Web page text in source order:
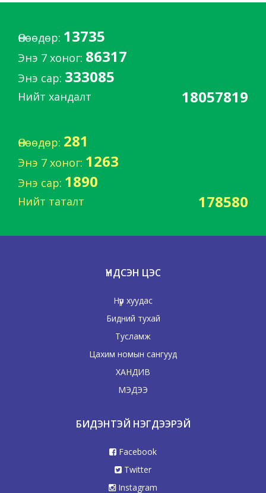
Өнөөдөр: 13735
Энэ 7 хоног: 86317
Энэ сар: 333085
Нийт хандалт 18057819
Өнөөдөр: 281
Энэ 7 хоног: 1263
Энэ сар: 1890
Нийт таталт 178580
ҮНДСЭН ЦЭС
Нүүр хуудас
Бидний тухай
Тусламж
Цахим номын сангууд
ХАНДИВ
МЭДЭЭ
БИДЭНТЭЙ НЭГДЭЭРЭЙ
Facebook
Twitter
Instagram